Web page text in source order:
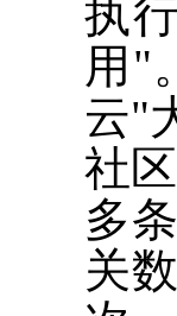
执
用"
云"
社
多
关